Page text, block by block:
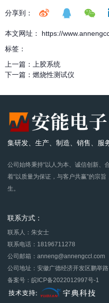
分享到：
本文网址： https://
标签：
上一篇：
上胶系统
下一篇： 燃烧性测试仪
集研发、生产、制造、销售、服
公司始终秉持“以人为本、诚信创新、
着“以质量为保证，与客户共赢”的宗
生。
联系方式：
联系人：朱女士
联系电话：18196711278
公司邮箱：anneng@annengccl.com
公司地址：安徽广德经济开发区鹏举
备案号：皖ICP备2022012997号-1